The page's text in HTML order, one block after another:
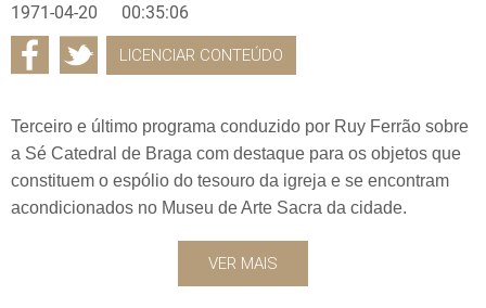
1971-04-20 00:35:06
LICENCIAR CONTEÚDO
Terceiro e último programa conduzido por Ruy Ferrão sobre
a Sé Catedral de Braga com destaque para os objetos que
constituem o espólio do tesouro da igreja e se encontram
acondicionados no Museu de Arte Sacra da cidade.
VER MAIS